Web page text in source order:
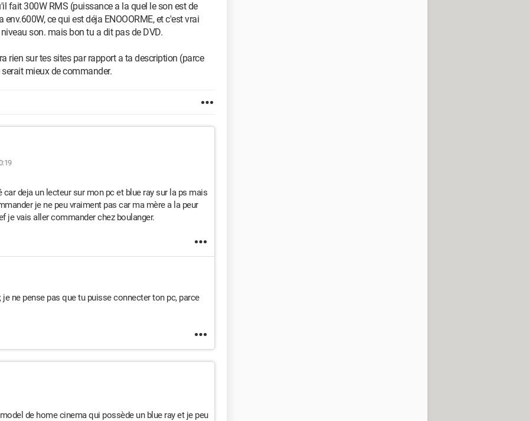
fait 300W RMS (puissance a la quel le son est de
ce qui est déja ENOOORME, et c'est vrai
son. mais bon tu a dit pas de DVD.
rien sur tes sites par rapport a ta description (parce
mieux de commander.
deja un lecteur sur mon pc et blue ray sur la ps mais
je ne peu vraiment pas car ma mère a la peur
je vais aller commander chez boulanger.
ne pense pas que tu puisse connecter ton pc, parce
de home cinema qui possède un blue ray et je peu